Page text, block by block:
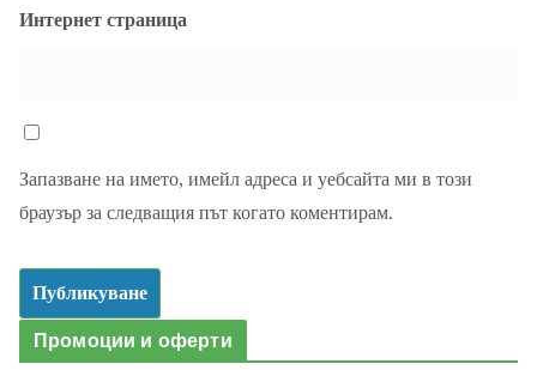
Интернет страница
Запазване на името, имейл адреса и уебсайта ми в този
браузър за следващия път когато коментирам.
Промоции и оферти